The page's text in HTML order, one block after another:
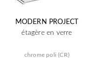
MODERN PROJECT
étagère en verre
chrome poli (CR)